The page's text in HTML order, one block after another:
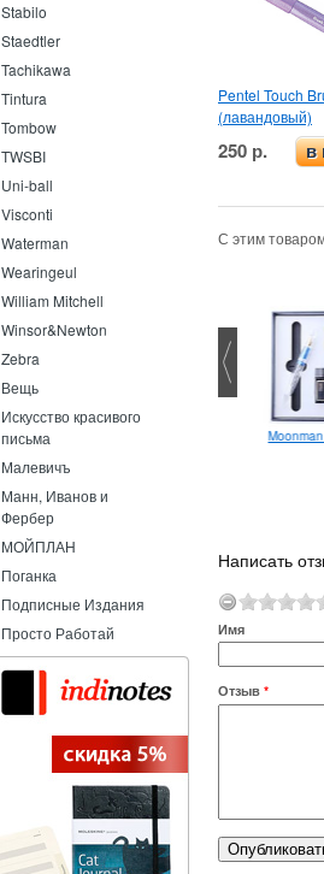
Stabilo
Staedtler
Tachikawa
Tintura
Tombow
TWSBI
Uni-ball
Visconti
Waterman
Wearingeul
William Mitchell
Winsor&Newton
Zebra
Вещь
Искусство красивого
письма
Малевичъ
Манн, Иванов и
Фербер
МОЙПЛАН
Поганка
Подписные Издания
Просто Работай
Pentel Touch
(лавандовый)
250 р. в
С этим
Edding 1340
Написать
Имя
Отзыв *